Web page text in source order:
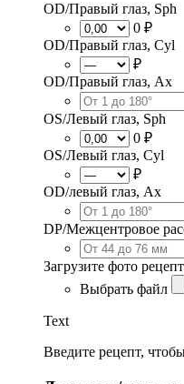
OD/Правый глаз, Sph
0 ₽
OD/Правый глаз, Cyl
₽
OD/Правый глаз, Ax
OS/Левый глаз, Sph
0 ₽
OS/Левый глаз, Cyl
₽
OD/левый глаз, Ax
DP/Межцентровое
Загрузите фото
Выбрать файл
Text
Введите рецепт,